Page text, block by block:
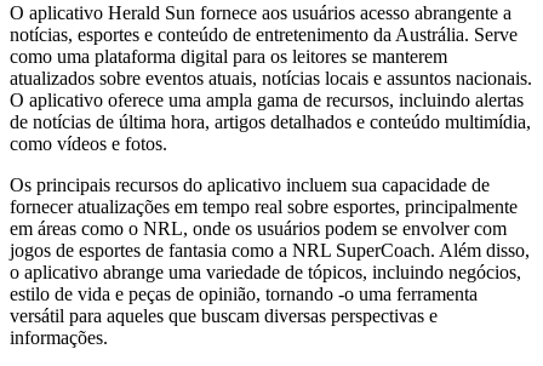
O aplicativo Herald Sun fornece aos usuários acesso abrangente a
notícias, esportes e conteúdo de entretenimento da Austrália. Serve
como uma plataforma digital para os leitores se manterem
atualizados sobre eventos atuais, notícias locais e assuntos nacionais.
O aplicativo oferece uma ampla gama de recursos, incluindo alertas
de notícias de última hora, artigos detalhados e conteúdo multimídia,
como vídeos e fotos.
Os principais recursos do aplicativo incluem sua capacidade de
fornecer atualizações em tempo real sobre esportes, principalmente
em áreas como o NRL, onde os usuários podem se envolver com
jogos de esportes de fantasia como a NRL SuperCoach. Além disso,
o aplicativo abrange uma variedade de tópicos, incluindo negócios,
estilo de vida e peças de opinião, tornando -o uma ferramenta
versátil para aqueles que buscam diversas perspectivas e
informações.